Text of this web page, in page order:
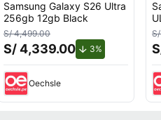
Samsung Galaxy S26 Ultra
256gb 12gb Black
S/ 4,499.00
S/ 4,339.00 3% de descuento.
Oechsle